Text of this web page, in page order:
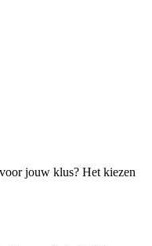
jouw klus? Het kiezen